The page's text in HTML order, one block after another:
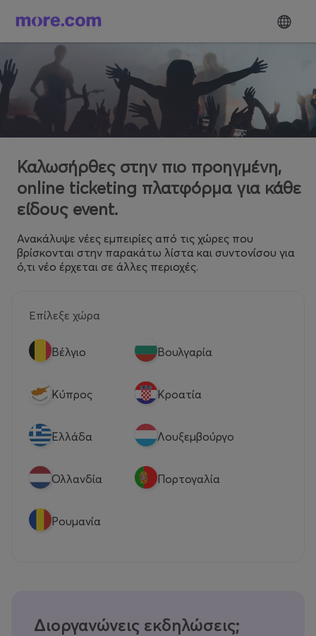
Καλωσήρθες στην πιο προηγμένη,
online ticketing πλατφόρμα για κάθε
είδους event.
Ανακάλυψε νέες εμπειρίες από τις χώρες που
βρίσκονται στην παρακάτω λίστα και συντονίσου για
ό,τι νέο έρχεται σε άλλες περιοχές.
Επίλεξε χώρα
Βέλγιο Βουλγαρία
Κύπρος Κροατία
Eλλάδα Λουξεμβούργο
Ολλανδία Πορτογαλία
Ρουμανία
Διοργανώνεις εκδηλώσεις;